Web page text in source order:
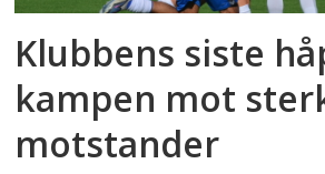
Klubbens siste
kampen mot
motstander